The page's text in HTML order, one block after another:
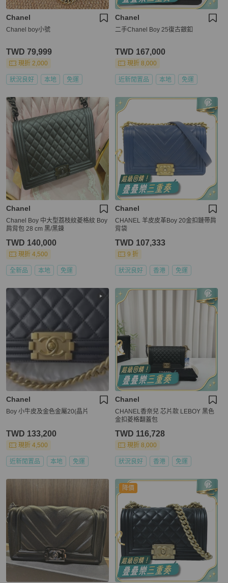
Chanel
Chanel boy小號
TWD 79,999
現折 2,000
狀況良好 本地 免運
Chanel
二手Chanel Boy 25復古銀釦
TWD 167,000
現折 8,000
近新閒置品 本地 免運
Chanel
Chanel Boy 中大型荔枝紋菱格紋 Boy
肩背包 28 cm 黑/黑鍊
TWD 140,000
現折 4,500
全新品 本地 免運
Chanel
CHANEL 羊皮皮革Boy 20金扣鏈帶肩
背袋
TWD 107,333
9 折
狀況良好 香港 免運
Chanel
Boy 小牛皮及金色金屬20(晶片
TWD 133,200
現折 4,500
近新閒置品 本地 免運
Chanel
CHANEL香奈兒 芯片款 LEBOY 黑色
金扣菱格翻蓋包
TWD 116,728
現折 8,000
狀況良好 香港 免運
降價